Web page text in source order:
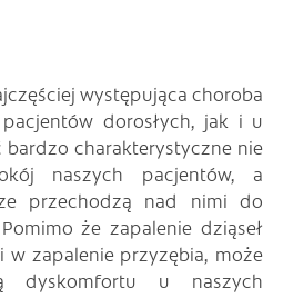
występująca choroba
dorosłych, jak i u
bardzo charakterystyczne nie
naszych pacjentów, a
przechodzą nad nimi do
że zapalenie dziąseł
w zapalenie przyzębia, może
dyskomfortu u naszych